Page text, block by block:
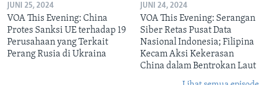
JUNI 25, 2024
VOA This Evening: China
Protes Sanksi UE terhadap 19
Perusahaan yang Terkait
Perang Rusia di Ukraina
JUNI 24, 2024
VOA This Evening: Serangan
Siber Retas Pusat Data
Nasional Indonesia; Filipina
Kecam Aksi Kekerasan
China dalam Bentrokan Laut